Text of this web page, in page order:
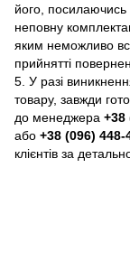
його, посилаючись
неповну
яким неможливо
прийнятті
5. У разі
товару, завжди
до менеджера +38
або +38 (096) 448-
клієнтів за